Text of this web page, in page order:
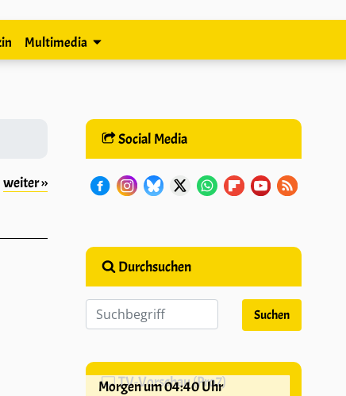
Multimedia
weiter ››
Social Media
Durchsuchen
TV-Vorschau (Pro7)
Morgen um 04:40 Uhr